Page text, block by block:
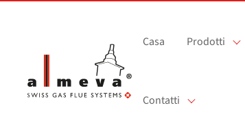
Casa Prodotti
Contatti